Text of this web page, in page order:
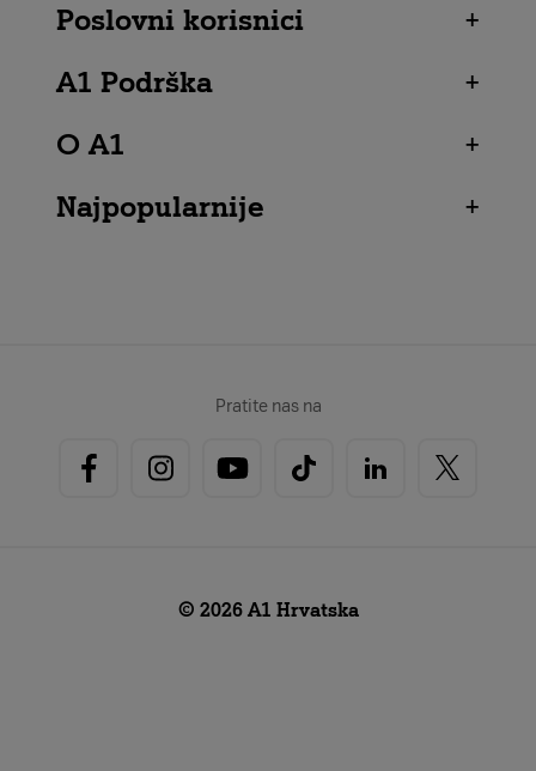
Poslovni korisnici
+
A1 Podrška
+
O A1
+
Najpopularnije
+
Pratite nas na
© 2026 A1 Hrvatska